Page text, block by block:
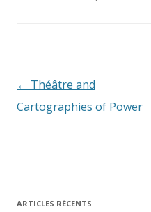
N
a
← Théâtre and
Cartographies of Power
ARTICLES RÉCENTS